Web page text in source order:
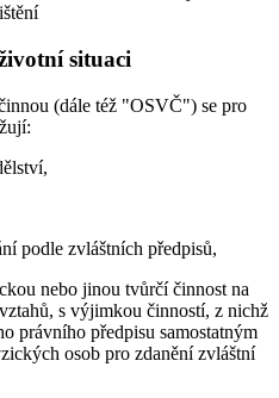
situaci
(dále též "OSVČ") se pro
podle zvláštních předpisů,
nebo jinou tvůrčí činnost na
s výjimkou činností, z nichž
právního předpisu samostatným
osob pro zdanění zvláštní